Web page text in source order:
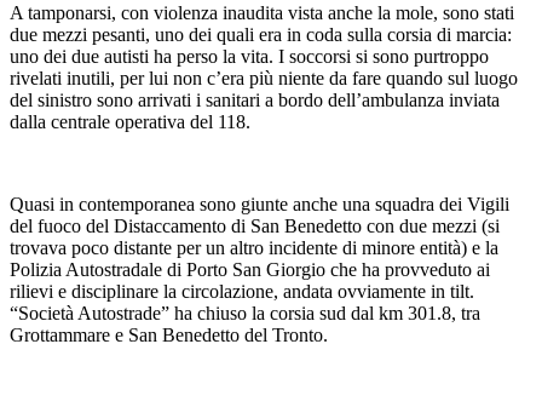
A tamponarsi, con violenza inaudita vista anche la mole, sono stati
due mezzi pesanti, uno dei quali era in coda sulla corsia di marcia:
uno dei due autisti ha perso la vita. I soccorsi si sono purtroppo
rivelati inutili, per lui non c’era più niente da fare quando sul luogo
del sinistro sono arrivati i sanitari a bordo dell’ambulanza inviata
dalla centrale operativa del 118.
Quasi in contemporanea sono giunte anche una squadra dei Vigili
del fuoco del Distaccamento di San Benedetto con due mezzi (si
trovava poco distante per un altro incidente di minore entità) e la
Polizia Autostradale di Porto San Giorgio che ha provveduto ai
rilievi e disciplinare la circolazione, andata ovviamente in tilt.
“Società Autostrade” ha chiuso la corsia sud dal km 301.8, tra
Grottammare e San Benedetto del Tronto.